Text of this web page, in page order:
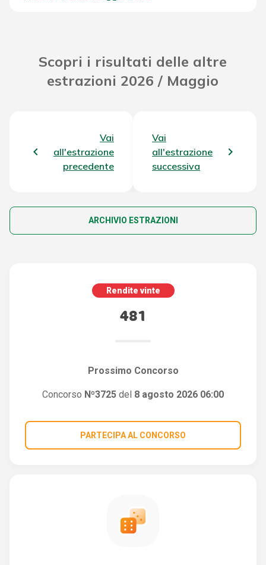
Scopri i risultati delle altre
estrazioni 2026 / Maggio
Vai
all'estrazione
precedente
Vai
all'estrazione
successiva
ARCHIVIO ESTRAZIONI
Rendite vinte
481
Prossimo Concorso
Concorso Nº3725 del 8 agosto 2026 06:00
PARTECIPA AL CONCORSO